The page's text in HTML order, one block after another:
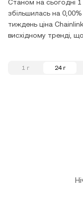
Станом на сьогодні 1
збільшилась на
тиждень ціна
висхідному тренді,
1 г 24 г